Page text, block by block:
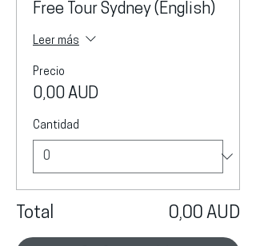
Free Tour Sydney (English)
Leer más
Precio
0,00 AUD
Cantidad
Total 0,00 AUD